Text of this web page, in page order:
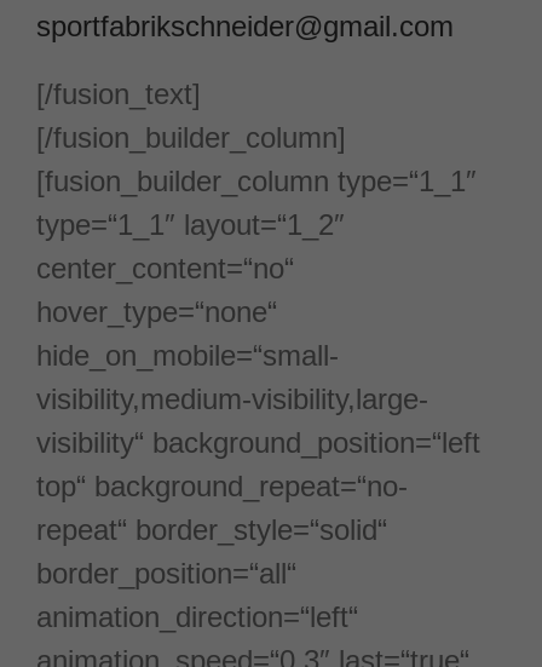
sportfabrikschneider@gmail.com
[/fusion_text]
[/fusion_builder_column]
[fusion_builder_column type=“1_1″
type=“1_1″ layout=“1_2″
center_content=“no“
hover_type=“none“
hide_on_mobile=“small-
visibility,medium-visibility,large-
visibility“ background_position=“left
top“ background_repeat=“no-
repeat“ border_style=“solid“
border_position=“all“
animation_direction=“left“
animation_speed=“0.3″ last=“true“